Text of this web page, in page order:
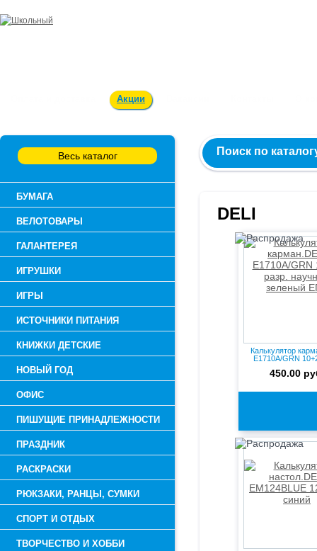
Акции
Весь каталог
БУМАГА
ВЕЛОТОВАРЫ
ГАЛАНТЕРЕЯ
ИГРУШКИ
ИГРЫ
ИСТОЧНИКИ ПИТАНИЯ
КНИЖКИ ДЕТСКИЕ
НОВЫЙ ГОД
ОФИС
ПИШУЩИЕ ПРИНАДЛЕЖНОСТИ
ПРАЗДНИК
РАСКРАСКИ
РЮКЗАКИ, РАНЦЫ, СУМКИ
СПОРТ И ОТДЫХ
ТВОРЧЕСТВО И ХОББИ
Поиск по
DELI
Калькулятор
E1710A/GRN
450.00